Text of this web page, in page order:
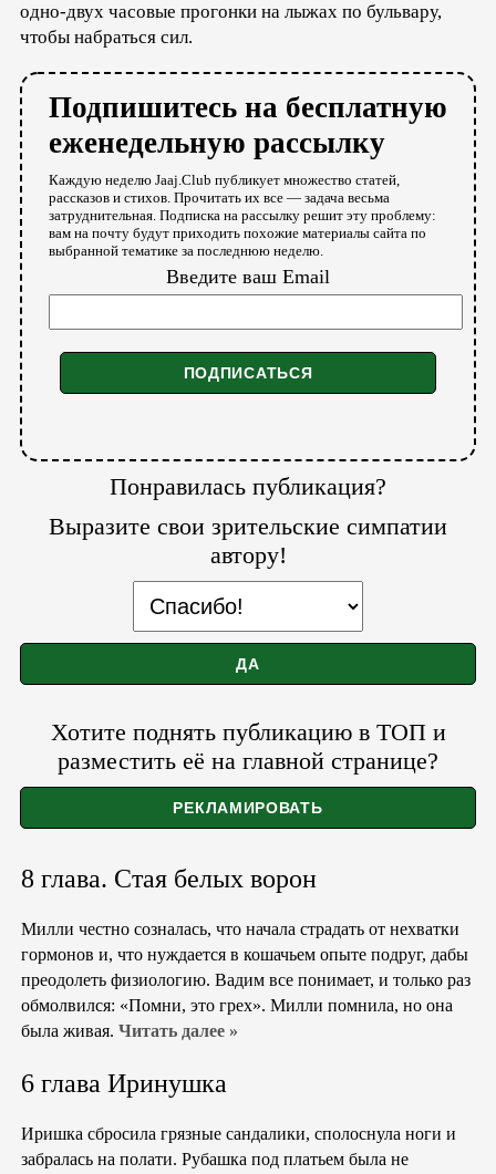
одно-двух часовые прогонки на лыжах по бульвару,
чтобы набраться сил.
Подпишитесь на бесплатную
еженедельную рассылку
Каждую неделю Jaaj.Club публикует множество статей,
рассказов и стихов. Прочитать их все — задача весьма
затруднительная. Подписка на рассылку решит эту проблему:
вам на почту будут приходить похожие материалы сайта по
выбранной тематике за последнюю неделю.
Введите ваш Email
Понравилась публикация?
Выразите свои зрительские симпатии
автору!
Хотите поднять публикацию в ТОП и
разместить её на главной странице?
8 глава. Стая белых ворон
Милли честно созналась, что начала страдать от нехватки
гормонов и, что нуждается в кошачьем опыте подруг, дабы
преодолеть физиологию. Вадим все понимает, и только раз
обмолвился: «Помни, это грех». Милли помнила, но она
была живая. Читать далее »
6 глава Иринушка
Иришка сбросила грязные сандалики, сполоснула ноги и
забралась на полати. Рубашка под платьем была не